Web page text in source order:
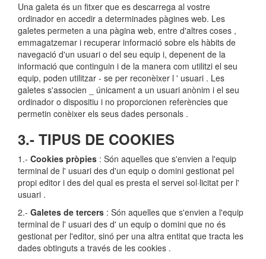
Una galeta és un fitxer que es descarrega al vostre
ordinador en accedir a determinades pàgines web. Les
galetes permeten a una pàgina web, entre d'altres coses ,
emmagatzemar i recuperar informació sobre els hàbits de
navegació d'un usuari o del seu equip i, depenent de la
informació que continguin i de la manera com utilitzi el seu
equip, poden utilitzar - se per reconèixer l ' usuari . Les
galetes s'associen _ únicament a un usuari anònim i el seu
ordinador o dispositiu i no proporcionen referències que
permetin conèixer els seus dades personals .
3.- TIPUS DE COOKIES
1.- Cookies pròpies : Són aquelles que s'envien a l'equip
terminal de l' usuari des d'un equip o domini gestionat pel
propi editor i des del qual es presta el servei sol·licitat per l'
usuari .
2.- Galetes de tercers : Són aquelles que s'envien a l'equip
terminal de l' usuari des d' un equip o domini que no és
gestionat per l'editor, sinó per una altra entitat que tracta les
dades obtinguts a través de les cookies .